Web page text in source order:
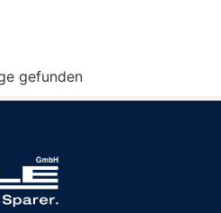
gefunden